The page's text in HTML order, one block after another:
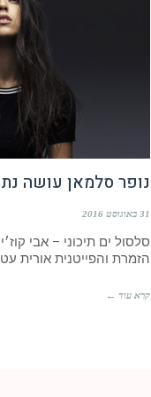
נופר סלמאן עושה
31 באוגוסט 2016
סלסול ים תיכוני – אבי
הזמרת והפייטנית אורית
קרא עוד ←